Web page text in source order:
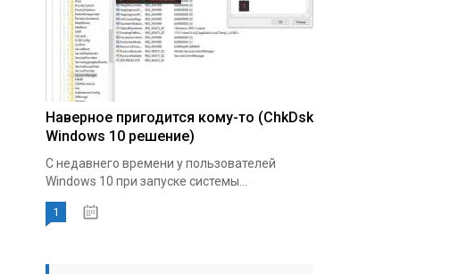
Наверное пригодится кому-то (ChkDsk
Windows 10 решение)
С недавнего времени у пользователей
Windows 10 при запуске системы...
1